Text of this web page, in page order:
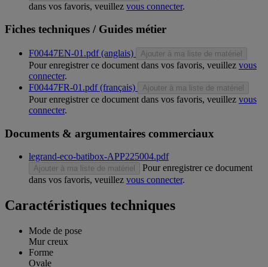
dans vos favoris, veuillez vous connecter.
Fiches techniques / Guides métier
F00447EN-01.pdf (anglais) Ajouter à ma liste de matériel
Pour enregistrer ce document dans vos favoris, veuillez vous
connecter.
F00447FR-01.pdf (français)
Ajouter à ma liste de matériel
Pour enregistrer ce document dans vos favoris, veuillez vous
connecter.
Documents & argumentaires commerciaux
legrand-eco-batibox-APP225004.pdf
Ajouter à ma liste de matériel
Pour enregistrer ce document
dans vos favoris, veuillez vous connecter.
Caractéristiques techniques
Mode de pose
Mur creux
Forme
Ovale